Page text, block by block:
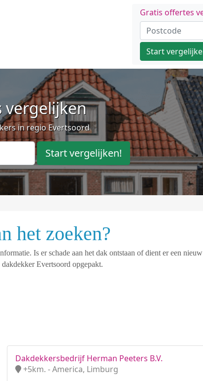
Gratis offertes
Start
vergelijken
in regio Evertsoord
Start vergelijken!
het zoeken?
Is er schade aan het dak ontstaan of dient er een
Evertsoord opgepakt.
Dakdekkersbedrijf Herman Peeters B.V.
+5km. - America, Limburg